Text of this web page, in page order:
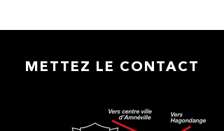
METTEZ LE CONTACT